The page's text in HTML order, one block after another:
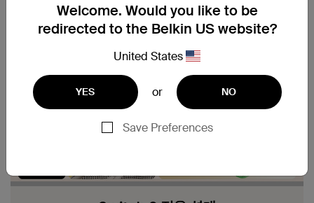
Welcome. Would you like to be
redirected to the Belkin US website?
United States
YES or NO
Save Preferences